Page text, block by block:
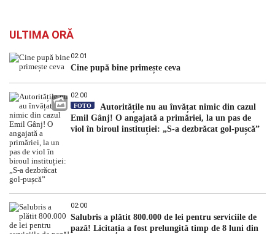
ULTIMA ORĂ
02:01
Cine pupă bine primește ceva
02:00
FOTO
Autoritățile nu au învățat nimic din cazul
Emil Gânj! O angajată a primăriei, la un pas de
viol în biroul instituției: „S-a dezbrăcat gol-pușcă”
02:00
Salubris a plătit 800.000 de lei pentru serviciile de
pază! Licitația a fost prelungită timp de 8 luni din